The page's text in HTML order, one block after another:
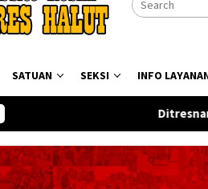
SATUAN SEKSI INFO
Ditresnarkoba Polda Malut